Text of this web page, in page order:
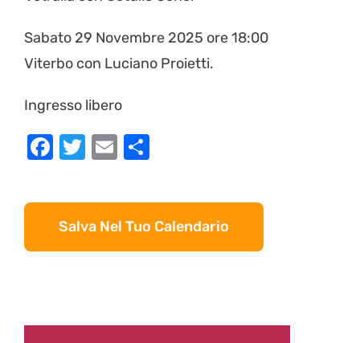
Sabato 29 Novembre 2025 ore 18:00
Viterbo con Luciano Proietti.
Ingresso libero
Facebook
Twitter
Email
Salva Nel Tuo Calendario